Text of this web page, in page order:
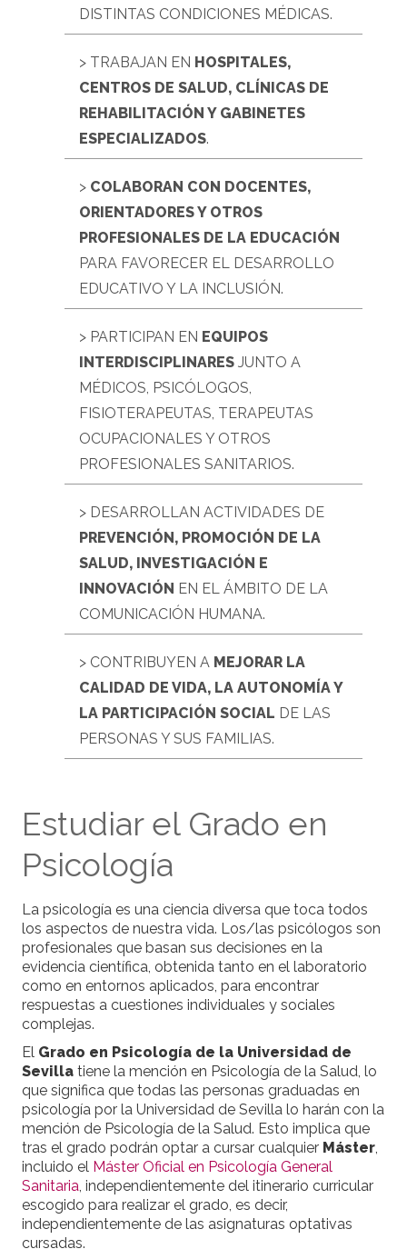
DISTINTAS CONDICIONES MÉDICAS.
> TRABAJAN EN HOSPITALES,
CENTROS DE SALUD, CLÍNICAS DE
REHABILITACIÓN Y GABINETES
ESPECIALIZADOS.
> COLABORAN CON DOCENTES,
ORIENTADORES Y OTROS
PROFESIONALES DE LA EDUCACIÓN
PARA FAVORECER EL DESARROLLO
EDUCATIVO Y LA INCLUSIÓN.
> PARTICIPAN EN EQUIPOS
INTERDISCIPLINARES JUNTO A
MÉDICOS, PSICÓLOGOS,
FISIOTERAPEUTAS, TERAPEUTAS
OCUPACIONALES Y OTROS
PROFESIONALES SANITARIOS.
> DESARROLLAN ACTIVIDADES DE
PREVENCIÓN, PROMOCIÓN DE LA
SALUD, INVESTIGACIÓN E
INNOVACIÓN EN EL ÁMBITO DE LA
COMUNICACIÓN HUMANA.
> CONTRIBUYEN A MEJORAR LA
CALIDAD DE VIDA, LA AUTONOMÍA Y
LA PARTICIPACIÓN SOCIAL DE LAS
PERSONAS Y SUS FAMILIAS.
Estudiar el Grado en
Psicología
La psicología es una ciencia diversa que toca todos
los aspectos de nuestra vida. Los/las psicólogos son
profesionales que basan sus decisiones en la
evidencia científica, obtenida tanto en el laboratorio
como en entornos aplicados, para encontrar
respuestas a cuestiones individuales y sociales
complejas.
El Grado en Psicología de la Universidad de
Sevilla tiene la mención en Psicología de la Salud, lo
que significa que todas las personas graduadas en
psicología por la Universidad de Sevilla lo harán con la
mención de Psicología de la Salud. Esto implica que
tras el grado podrán optar a cursar cualquier Máster,
incluido el Máster Oficial en Psicología General
Sanitaria, independientemente del itinerario curricular
escogido para realizar el grado, es decir,
independientemente de las asignaturas optativas
cursadas.